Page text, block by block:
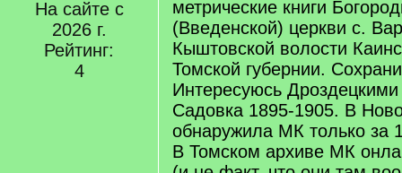
На сайте с
2026 г.
Рейтинг:
4
метрические книги
(Введенской) церкви с.
Кыштовской волости
Томской губернии.
Интересуюсь
Садовка 1895-1905. В
обнаружила МК только за
В Томском архиве МК